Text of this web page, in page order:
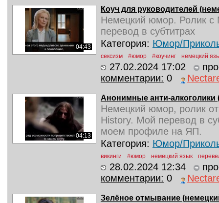
04:43
Коуч для руководителей
Немецкий юмор. Ролик с
перевод в субтитрах
Категория: Юмор/
сексизм #юмор #коучинг немецкий
27.02.2024 17:02
комментарии: 0
04:13
Анонимные анти-алкоголики
Немецкий юмор, ролик
History. Мой перевод в
моем профиле на ЯП.
Категория: Юмор/
викинги #юмор немецкий язык
28.02.2024 12:34
комментарии: 0
Зелёное отмывание